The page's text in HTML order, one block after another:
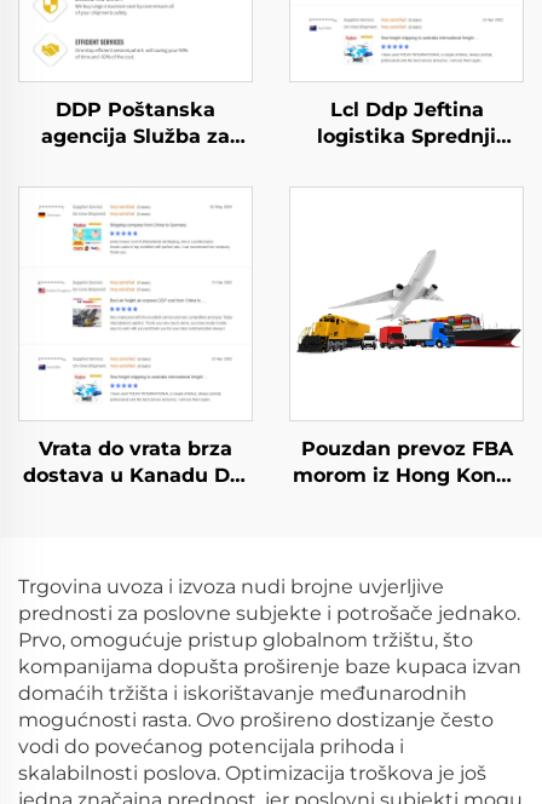
DDP Poštanska
agencija Služba za
Zrakoplovni prijevoz u
UK Dhl Express
Ponuda od vrata do
Lcl Ddp Jeftina
logistika Sprednji
Troškovi za prijevoz
Vrata do vrata brza
dostava u Kanadu Dhl
Kanadu DDP
Pouzdan prevoz FBA
morom iz Hong Konga
brzom carinskom
proverom
Trgovina uvoza i izvoza nudi brojne uvjerljive
prednosti za poslovne subjekte i potrošače jednako.
Prvo, omogućuje pristup globalnom tržištu, što
kompanijama dopušta proširenje baze kupaca izvan
domaćih tržišta i iskorištavanje međunarodnih
mogućnosti rasta. Ovo prošireno dostizanje često
vodi do povećanog potencijala prihoda i
skalabilnosti poslova. Optimizacija troškova je još